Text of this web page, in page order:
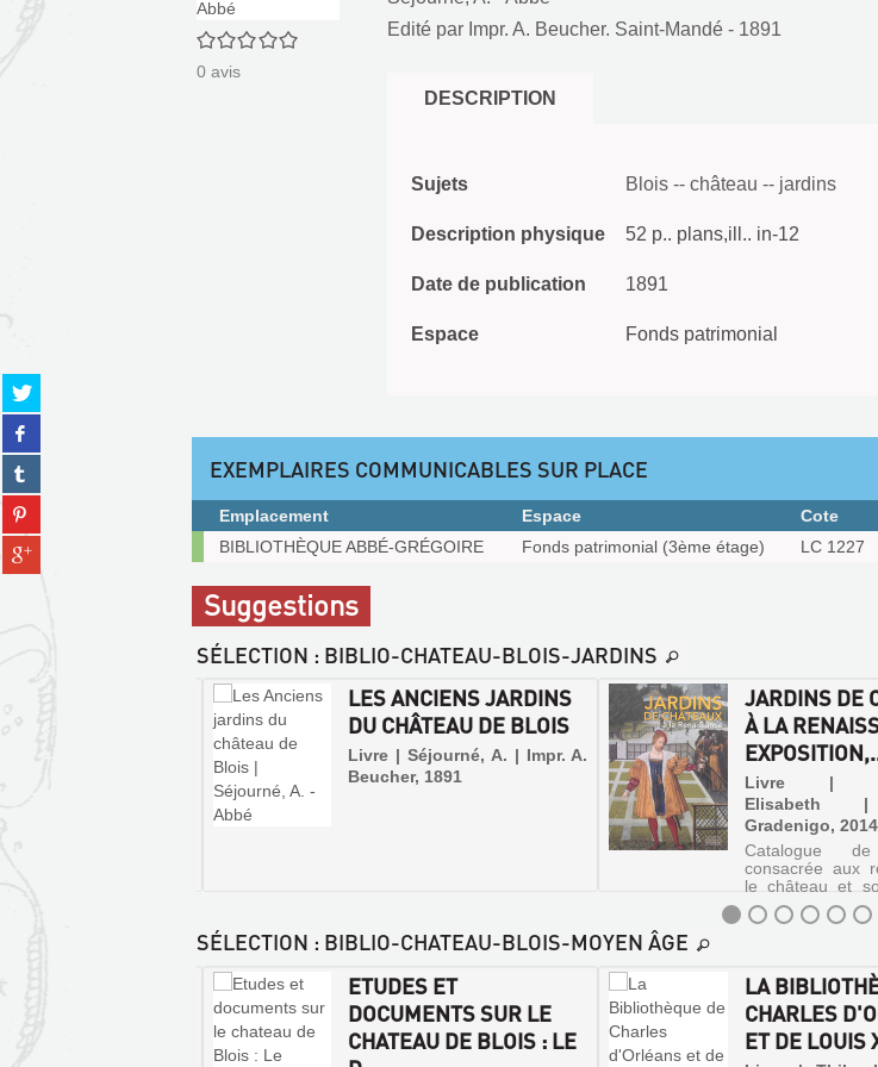
Partager
sur
twitter
(Nouvelle
fenêtre)
Partager
sur
facebook
(Nouvelle
fenêtre)
Partager
sur
tumblr
(Nouvelle
fenêtre)
Partager
sur
pinterest
(Nouvelle
Partager
sur
0/5
0 avis
Edité par Impr. A. Beucher. Saint-Mandé - 1891
DESCRIPTION
Sujets Blois -- château -- jardins
Description physique 52 p.. plans,ill.. in-12
Date de publication 1891
Espace Fonds patrimonial
EXEMPLAIRES COMMUNICABLES SUR PLACE
Exemplaires
communicables
sur
place
Emplacement Espace Cote
BIBLIOTHÈQUE ABBÉ-GRÉGOIRE
Fonds patrimonial (3ème étage) LC 1227
Suggestions
SÉLECTION : BIBLIO-CHATEAU-BLOIS-JARDINS
JARDINS DE
À LA
Livre |
Elisabeth |
Gradenigo, 2014
Catalogue de
consacrée aux
le château et
Renaissance,
s'appuie
d'Anne de
...
LES ANCIENS JARDINS
DU CHÂTEAU DE BLOIS
Livre | Séjourné, A. | Impr. A.
Beucher, 1891
JARDINS
DE
CHÂTEAUX
SÉLECTION : BIBLIO-CHATEAU-BLOIS-MOYEN ÂGE
LA
CHARLES
ET DE LOUIS
ETUDES ET
DOCUMENTS SUR LE
CHATEAU DE BLOIS : LE